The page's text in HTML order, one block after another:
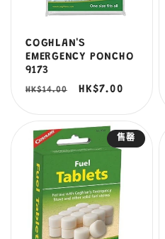
COGHLAN'S
EMERGENCY PONCHO
9173
定
HK$14.00
售
HK$7.00
售罄